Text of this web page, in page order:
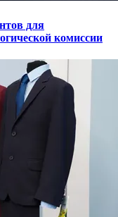
для
комиссии